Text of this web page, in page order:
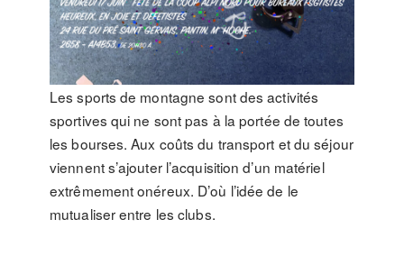
Les sports de montagne sont des activités
sportives qui ne sont pas à la portée de toutes
les bourses. Aux coûts du transport et du séjour
viennent s’ajouter l’acquisition d’un matériel
extrêmement onéreux. D’où l’idée de le
mutualiser entre les clubs.